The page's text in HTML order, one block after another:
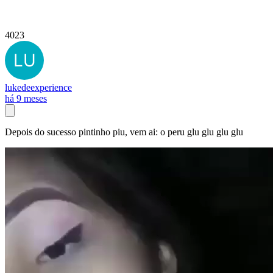
4023
lukedeexperience
há 9 meses
Depois do sucesso pintinho piu, vem ai: o peru glu glu glu glu